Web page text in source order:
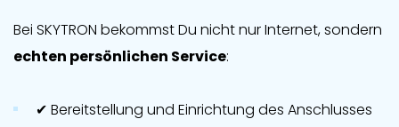
Bei SKYTRON bekommst Du nicht nur Internet, sondern
echten persönlichen Service:
✔ Bereitstellung und Einrichtung des Anschlusses